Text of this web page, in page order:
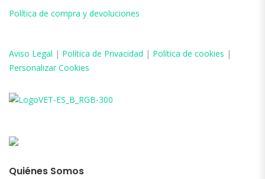
Política de compra y devoluciones
Aviso Legal | Política de Privacidad | Política de cookies |
Personalizar Cookies
Quiénes Somos